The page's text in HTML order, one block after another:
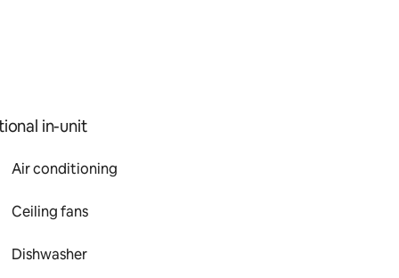
in-unit
Air conditioning
Ceiling fans
Dishwasher